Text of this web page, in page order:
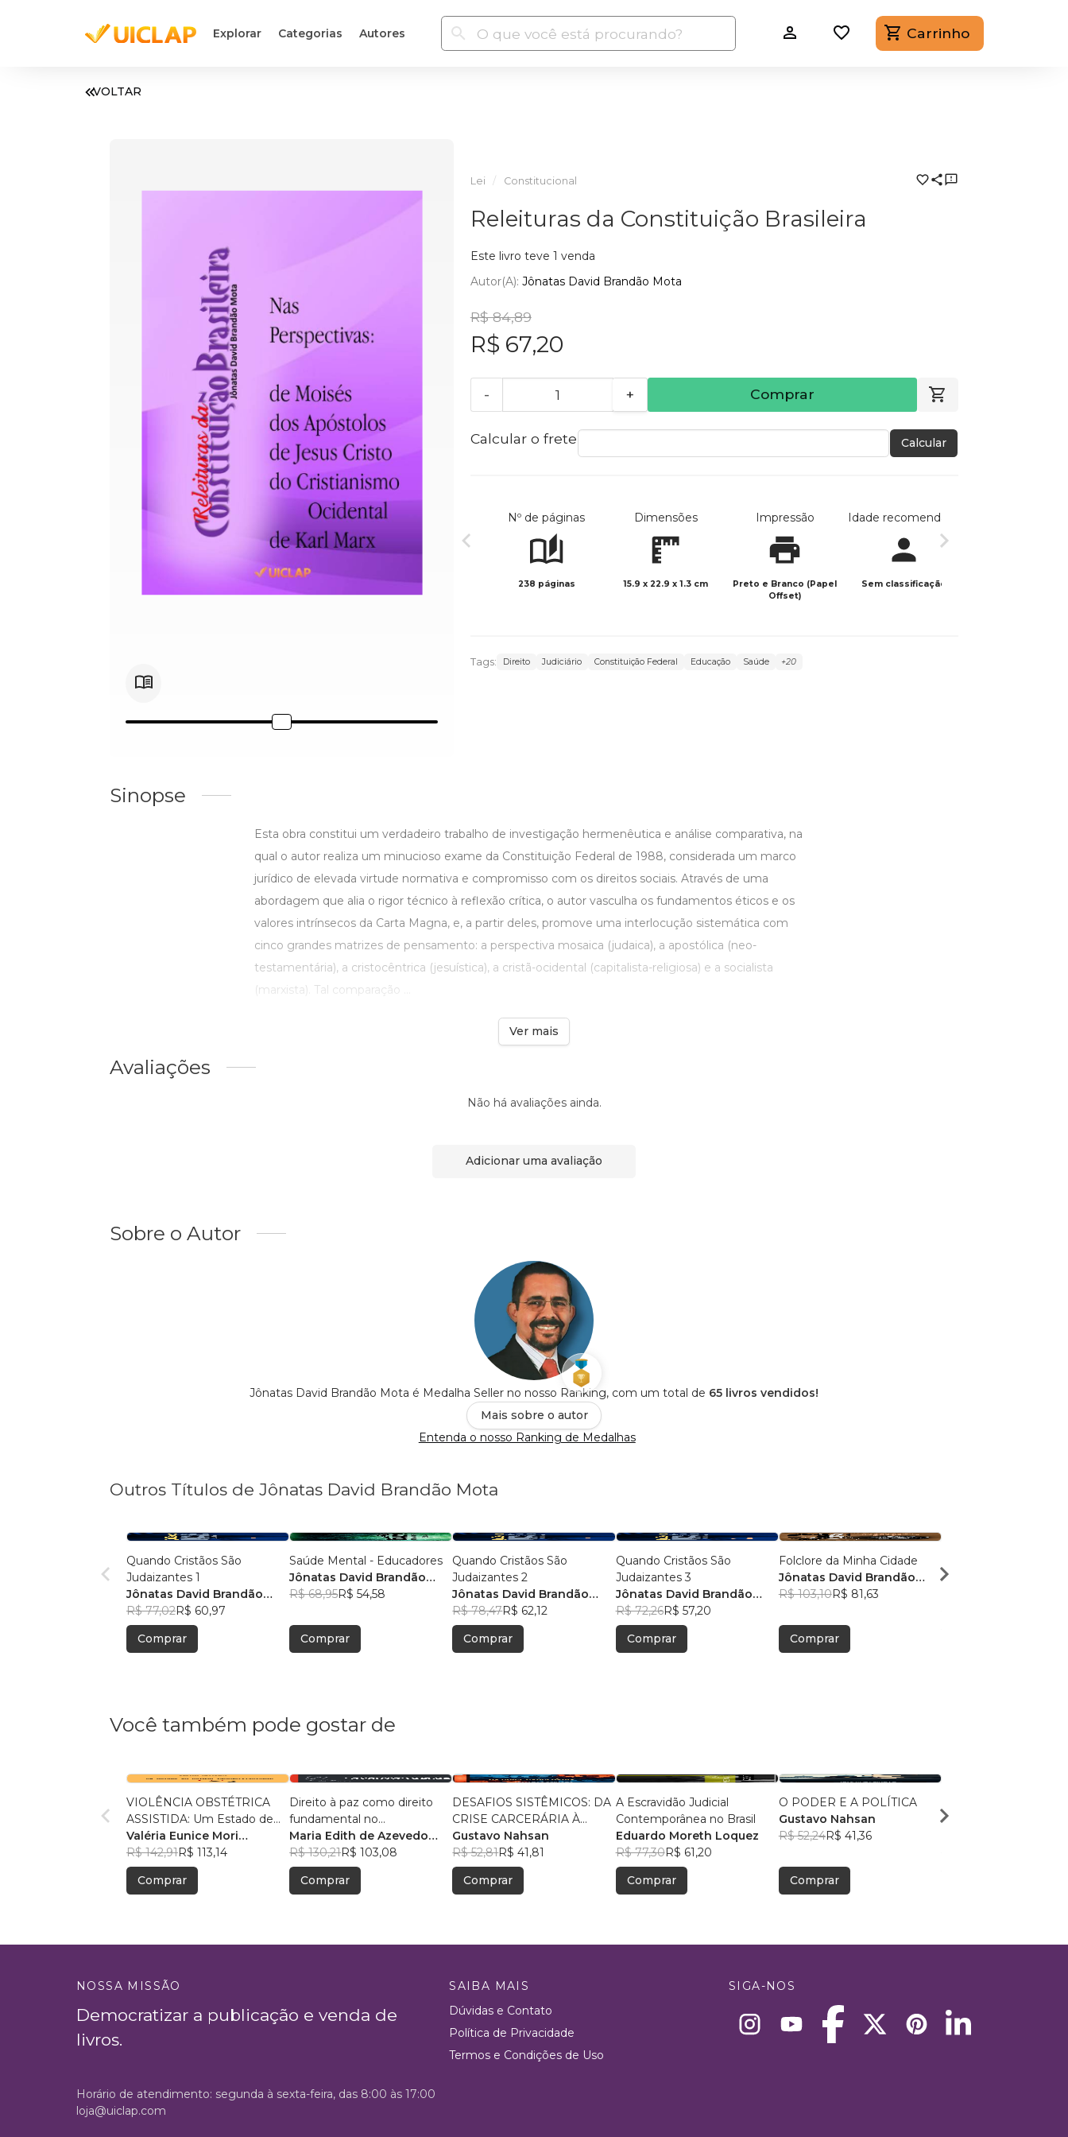
Explorar Categorias Autores Carrinho
VOLTAR
Lei Constitucional
Releituras da Constituição Brasileira
Este livro teve 1 venda
Autor(a): Jônatas David Brandão Mota
R$ 84,89
R$ 67,20
- + Comprar
Calcular o frete Calcular
Nº de páginas
238 páginas
Dimensões
15.9 x 22.9 x 1.3 cm
Impressão
Preto e Branco (Papel
Offset)
Idade recomendada
Sem classificação
Tags: Direito Judiciário Constituição Federal Educação Saúde +20
Sinopse
Esta obra constitui um verdadeiro trabalho de investigação hermenêutica e análise comparativa, na
qual o autor realiza um minucioso exame da Constituição Federal de 1988, considerada um marco
jurídico de elevada virtude normativa e compromisso com os direitos sociais. Através de uma
abordagem que alia o rigor técnico à reflexão crítica, o autor vasculha os fundamentos éticos e os
valores intrínsecos da Carta Magna, e, a partir deles, promove uma interlocução sistemática com
cinco grandes matrizes de pensamento: a perspectiva mosaica (judaica), a apostólica (neo-
testamentária), a cristocêntrica (jesuística), a cristã-ocidental (capitalista-religiosa) e a socialista
(marxista). Tal comparação ...
Ver mais
Avaliações
Não há avaliações ainda.
Adicionar uma avaliação
Sobre o Autor
Jônatas David Brandão Mota é Medalha Seller no nosso Ranking, com um total de 65 livros vendidos!
Mais sobre o autor
Entenda o nosso Ranking de Medalhas
Outros Títulos de Jônatas David Brandão Mota
Quando Cristãos São
Judaizantes 1
Jônatas David Brandão
Mota
R$ 77,02R$ 60,97
Comprar
Saúde Mental - Educadores
Jônatas David Brandão
Mota
R$ 68,95R$ 54,58
Comprar
Quando Cristãos São
Judaizantes 2
Jônatas David Brandão
Mota
R$ 78,47R$ 62,12
Comprar
Quando Cristãos São
Judaizantes 3
Jônatas David Brandão
Mota
R$ 72,26R$ 57,20
Comprar
Folclore da Minha Cidade
Jônatas David Brandão
Mota
R$ 103,10R$ 81,63
Comprar
Judaizantes 4
Você também pode gostar de
VIOLÊNCIA OBSTÉTRICA
ASSISTIDA: Um Estado de
Coisas Inconstitucional
Valéria Eunice Mori
Machado, +2
R$ 142,91R$ 113,14
Comprar
Direito à paz como direito
fundamental no
pensamento de Hannah
Arendt.
Maria Edith de Azevedo
Marques Borba de
Vasconcellos
R$ 130,21R$ 103,08
Comprar
DESAFIOS SISTÊMICOS: DA
CRISE CARCERÁRIA À
GESTÃO DE RISCOS
URBANOS
Gustavo Nahsan
R$ 52,81R$ 41,81
Comprar
A Escravidão Judicial
Contemporânea no Brasil
Eduardo Moreth Loquez
R$ 77,30R$ 61,20
Comprar
O PODER E A POLÍTICA
Gustavo Nahsan
R$ 52,24R$ 41,36
Comprar
AUTORIZADA
NOSSA MISSÃO
Democratizar a publicação e venda de
livros.
SAIBA MAIS
Dúvidas e Contato
Política de Privacidade
Termos e Condições de Uso
SIGA-NOS
Horário de atendimento: segunda à sexta-feira, das 8:00 às 17:00
loja@uiclap.com